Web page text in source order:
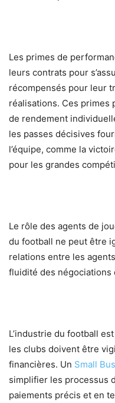
Les primes de
leurs contrats pour
récompensés pour leur
réalisations. Ces primes
de rendement
les passes décisives
l’équipe, comme la
pour les grandes
Le rôle des agents de
du football ne peut être
relations entre les
fluidité des
L’industrie du football
les clubs doivent être
financières. Un Small
simplifier les processus
paiements précis et en